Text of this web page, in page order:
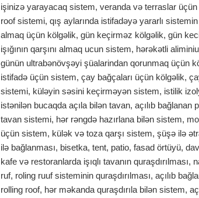
işinizə yarayacaq sistem, veranda və terraslar
roof sistemi, qış aylarında istifadəyə yararlı sistemin
almaq üçün kölgəlik, gün keçirməz kölgəlik, gün
işığının qarşını almaq ucun sistem, hərəkətli
günün ultrabənövşəyi şüalarindan qorunmaq üçün
istifadə üçün sistem, çay bağçaları üçün kölgəlik,
sistemi, küləyin səsini keçirməyən sistem, istilik
istənilən bucaqda açıla bilən tavan, açılıb bağlanan
tavan sistemi, hər rəngdə hazırlana bilən sistem,
üçün sistem, külək və toza qarşı sistem, şüşə ilə
ilə bağlanması, bisetka, tent, patio, fasad örtüyü,
kafe və restoranlarda işıqlı tavanın
ruf, roling ruuf sisteminin quraşdırılması, açılıb
rolling roof, hər məkanda quraşdırıla bilən sistem,